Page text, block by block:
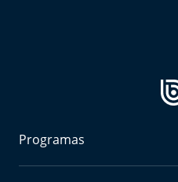
Programas